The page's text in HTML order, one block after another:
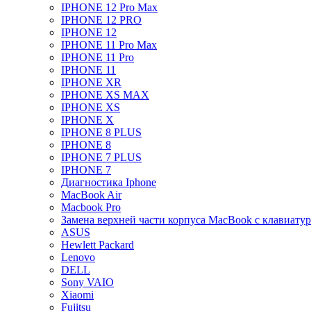
IPHONE 12 Pro Max
IPHONE 12 PRO
IPHONE 12
IPHONE 11 Pro Max
IPHONE 11 Pro
IPHONE 11
IPHONE XR
IPHONE XS MAX
IPHONE XS
IPHONE X
IPHONE 8 PLUS
IPHONE 8
IPHONE 7 PLUS
IPHONE 7
Диагностика Iphone
MacBook Air
Macbook Pro
Замена верхней части корпуса MacBook с
ASUS
Hewlett Packard
Lenovo
DELL
Sony VAIO
Xiaomi
Fujitsu